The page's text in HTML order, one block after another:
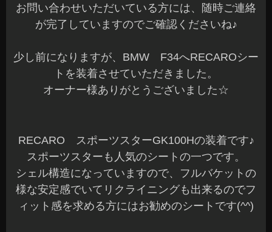
お問い合わせいただいている方には、随時ご連絡
が完了していますのでご確認くださいね♪
少し前になりますが、BMW F34へRECAROシー
トを装着させていただきました。
オーナー様ありがとうございました☆
RECARO スポーツスターGK100Hの装着です♪
スポーツスターも人気のシートの一つです。
シェル構造になっていますので、フルバケットの
様な安定感でいてリクライニングも出来るのでフ
ィット感を求める方にはお勧めのシートです(^^)